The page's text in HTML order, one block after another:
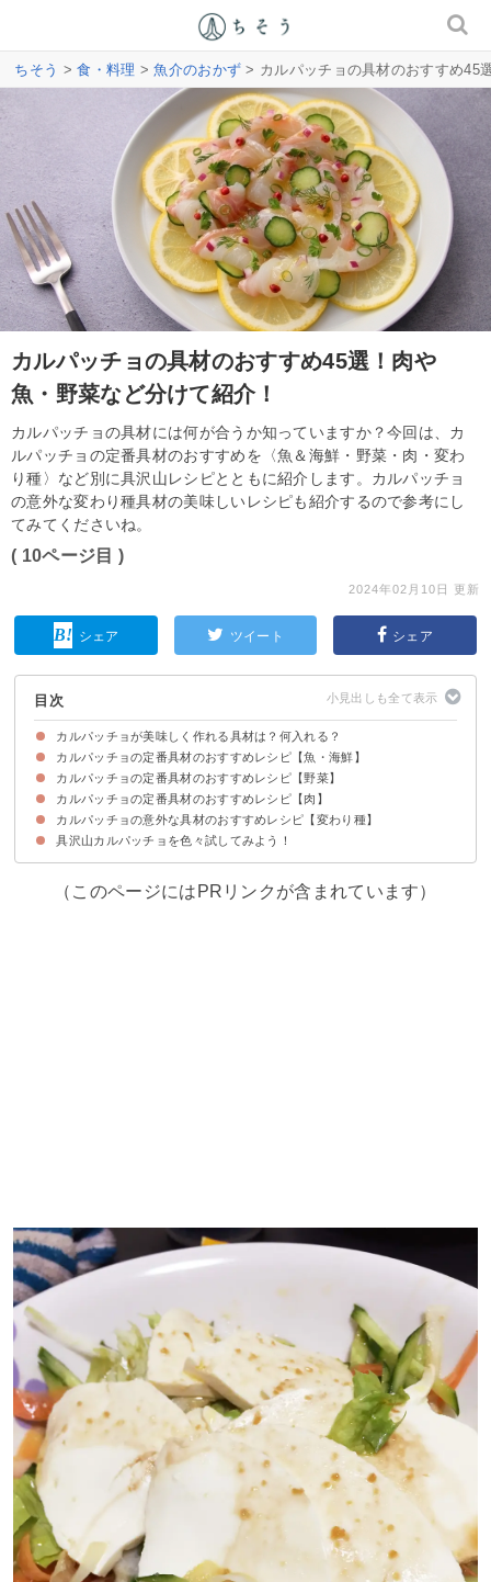
ちそう >食・料理 >魚介のおかず > カルパッチョの具材のおすすめ45
カルパッチョの具材のおすすめ45選！肉や
魚・野菜など分けて紹介！
カルパッチョの具材には何が合うか知っていますか？今回は、カ
ルパッチョの定番具材のおすすめを〈魚＆海鮮・野菜・肉・変わ
り種〉など別に具沢山レシピとともに紹介します。カルパッチョ
の意外な変わり種具材の美味しいレシピも紹介するので参考にし
てみてくださいね。
( 10ページ目 )
2024年02月10日 更新
シェア ツイート シェア
目次
カルパッチョが美味しく作れる具材は？何入れる？
カルパッチョの定番具材のおすすめレシピ【魚・海鮮】
①サーモンのカルパッチョ
②カツオのたたきのカルパッチョ
③タイのカルパッチョ
④炙りホタテのカルパッチョ
⑤ハマチのカルパッチョ
⑥カンパチのカルパッチョ
⑦ブリのカルパッチョ
⑧タコのカルパッチョ
⑨イサキとアジのカルパッチョ
⑩白身魚のカルパッチョ
⑪ハマチのカルパッチョ中華風
⑫ツバスのカルパッチョ
⑬エビのカルパッチョ
⑭イカのカルパッチョ
⑮ヒラメのカルパッチョ
⑯刺身と野菜のサラダカルパッチョ
⑰サーモンのチーズたっぷりカルパッチョ
⑱サンマのマリネのカルパッチョ風
カルパッチョの定番具材のおすすめレシピ【野菜】
①かぶのカルパッチョ
②なすのカルパッチョ
③トマトのカルパッチョ
④コールラビのカルパッチョ
⑤玉ねぎとトマトのカルパッチョ
⑥アボカドのカルパッチョ
⑦大根のカルパッチョ
⑧ズッキーニのカルパッチョ
⑨数種類の野菜のカルパッチョ
⑩水菜と大根のカルパッチョ
カルパッチョの定番具材のおすすめレシピ【肉】
①生ハムのカルパッチョ
②牛肉のカルパッチョ
③馬肉のカルパッチョ
④蒸し鶏のカルパッチョ
⑤鶏むね肉のカルパッチョ梅ソース
⑥鶏むね肉のマリネ風カルパッチョ
⑦豚しゃぶ肉のカルパッチョ
⑧ローストビーフのカルパッチョ
⑨豚バラ肉のカルパッチョ
⑩豚ハツ塩焼きのカルパッチョ韓国風
カルパッチョの意外な具材のおすすめレシピ【変わり種】
①刺身とマッシュポテトのカルパッチョ
②こんにゃくのカルパッチョ
③水菜とフルーツグラノーラのカルパッチョ
④ワンタンの入ったカルパッチョ中華風
⑤豆腐のカルパッチョ風
⑥カマンベールチーズと生ハムのカルパッチョ
⑦豆のマリネとホタテのカルパッチョ
具沢山カルパッチョを色々試してみよう！
（このページにはPRリンクが含まれています）